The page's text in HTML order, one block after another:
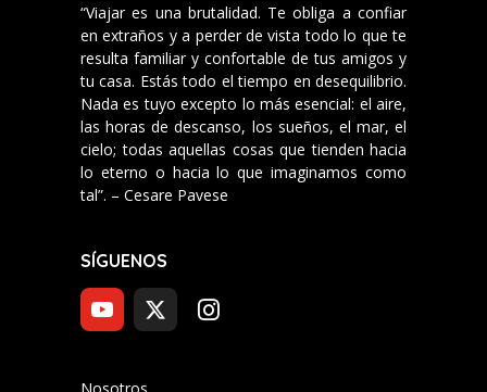
“Viajar es una brutalidad. Te obliga a confiar
en extraños y a perder de vista todo lo que te
resulta familiar y confortable de tus amigos y
tu casa. Estás todo el tiempo en desequilibrio.
Nada es tuyo excepto lo más esencial: el aire,
las horas de descanso, los sueños, el mar, el
cielo; todas aquellas cosas que tienden hacia
lo eterno o hacia lo que imaginamos como
tal”. – Cesare Pavese
SÍGUENOS